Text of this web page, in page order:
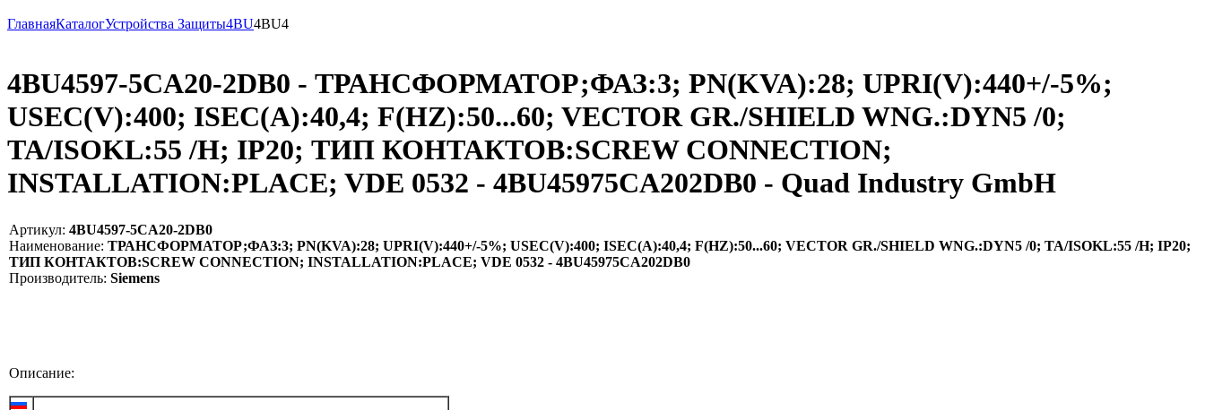
ГлавнаяКаталогУстройства Защиты4BU4BU4
4BU4597-5CA20-2DB0 - ТРАНСФОРМАТОР;ФАЗ:3; PN(KVA):28; UPRI(V):440+/-5%;
USEC(V):400; ISEC(A):40,4; F(HZ):50...60; VECTOR GR./SHIELD WNG.:DYN5 /0;
TA/ISOKL:55 /H; IP20; ТИП КОНТАКТОВ:SCREW CONNECTION;
INSTALLATION:PLACE; VDE 0532 - 4BU45975CA202DB0 - Quad Industry GmbH
Артикул: 4BU4597-5CA20-2DB0
Наименование: ТРАНСФОРМАТОР;ФАЗ:3; PN(KVA):28; UPRI(V):440+/-5%; USEC(V):400; ISEC(A):40,4; F(HZ):50...60; VECTOR GR./SHIELD WNG.:DYN5 /0; TA/ISOKL:55 /H; IP20;
ТИП КОНТАКТОВ:SCREW CONNECTION; INSTALLATION:PLACE; VDE 0532 - 4BU45975CA202DB0
Производитель: Siemens
Описание: